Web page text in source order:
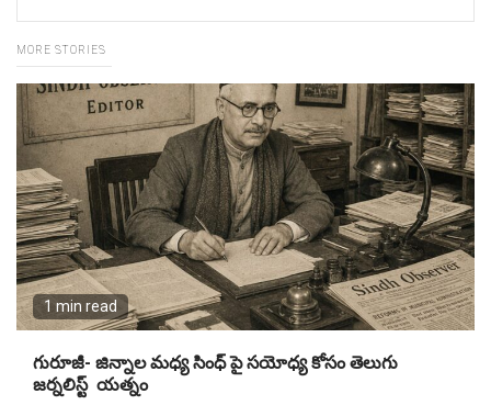
MORE STORIES
1 min read
గురూజీ- జిన్నాల మధ్య సింధ్ పై సయోధ్య కోసం తెలుగు
జర్నలిస్ట్ యత్నం